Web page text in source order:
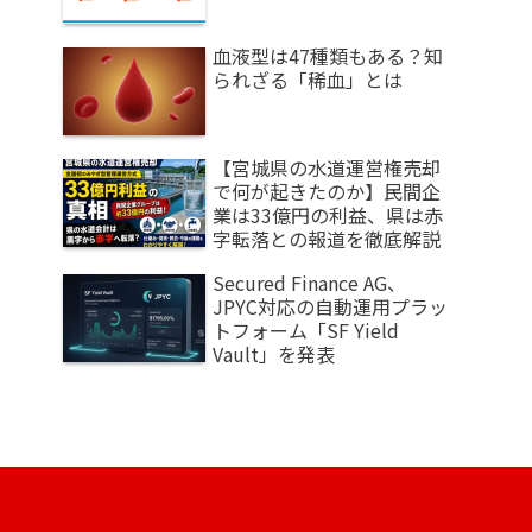
血液型は47種類もある？知
られざる「稀血」とは
【宮城県の水道運営権売却
で何が起きたのか】民間企
業は33億円の利益、県は赤
字転落との報道を徹底解説
Secured Finance AG、
JPYC対応の自動運用プラッ
トフォーム「SF Yield
Vault」を発表